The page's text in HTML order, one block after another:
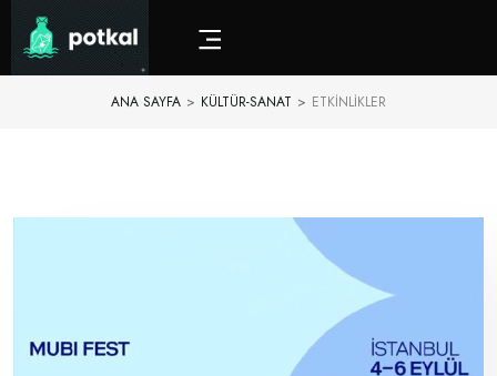
ANA SAYFA > KÜLTÜR-SANAT > ETKINLIKLER